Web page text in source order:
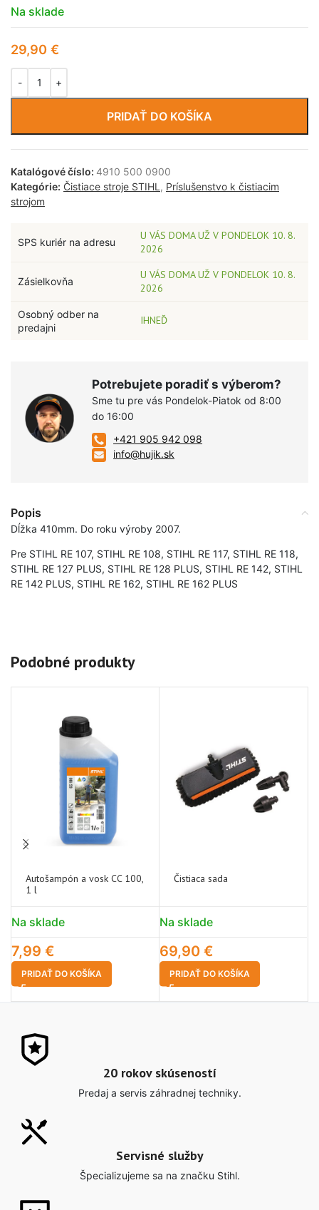
Na sklade
29,90 €
PRIDAŤ DO KOŠÍKA
Katalógové číslo: 4910 500 0900
Kategórie: Čistiace stroje STIHL , Príslušenstvo k čistiacim
strojom
SPS kuriér na adresu
U VÁS DOMA UŽ V PONDELOK 10. 8.
2026
Zásielkovňa
U VÁS DOMA UŽ V PONDELOK 10. 8.
2026
Osobný odber na
predajni
IHNEĎ
Potrebujete poradiť s výberom?
Sme tu pre vás Pondelok-Piatok od 8:00
do 16:00
+421 905 942 098
info@hujik.sk
Popis
Dĺžka 410mm. Do roku výroby 2007.
Pre STIHL RE 107, STIHL RE 108, STIHL RE 117, STIHL RE 118,
STIHL RE 127 PLUS, STIHL RE 128 PLUS, STIHL RE 142, STIHL
RE 142 PLUS, STIHL RE 162, STIHL RE 162 PLUS
Podobné produkty
Autošampón a vosk CC 100,
1 l
Na sklade
7,99 €
PRIDAŤ DO KOŠÍKA
Čistiaca sada
Na sklade
69,90 €
PRIDAŤ DO KOŠÍKA
20 rokov skúseností
Predaj a servis záhradnej techniky.
Servisné služby
Špecializujeme sa na značku Stihl.